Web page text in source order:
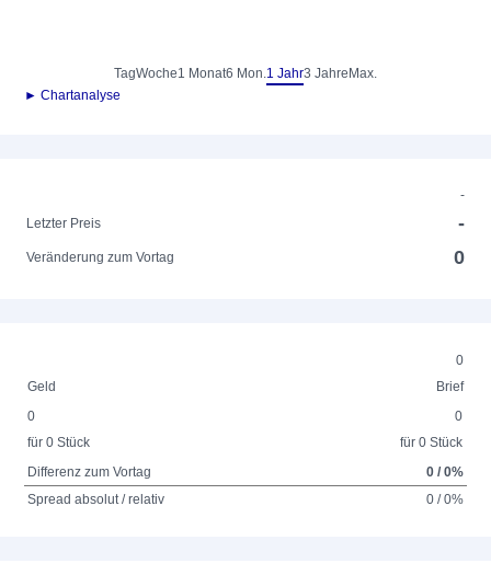
TagWoche1 Monat6 Mon.1 Jahr3 Jahre Max.
► Chartanalyse
-
Letzter Preis
-
Veränderung zum Vortag 0
0
Geld
Brief
0
für 0 Stück
0
für 0 Stück
Differenz zum Vortag
0 / 0%
Spread absolut / relativ
0 / 0%